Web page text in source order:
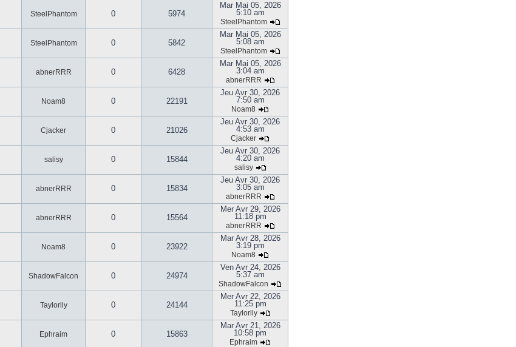
SteelPhantom 0 5974
Mar Mai 05, 2026
5:10 am
SteelPhantom
SteelPhantom 0 5842
Mar Mai 05, 2026
5:08 am
SteelPhantom
abnerRRR 0 6428
Mar Mai 05, 2026
3:04 am
abnerRRR
Noam8 0 22191
Jeu Avr 30, 2026
7:50 am
Noam8
Cjacker 0 21026
Jeu Avr 30, 2026
4:53 am
Cjacker
salisy 0 15844
Jeu Avr 30, 2026
4:20 am
salisy
abnerRRR 0 15834
Jeu Avr 30, 2026
3:05 am
abnerRRR
abnerRRR 0 15564
Mer Avr 29, 2026
11:18 pm
abnerRRR
Noam8 0 23922
Mar Avr 28, 2026
3:19 pm
Noam8
ShadowFalcon 0 24974
Ven Avr 24, 2026
5:37 am
ShadowFalcon
Taylorlly 0 24144
Mer Avr 22, 2026
11:25 pm
Taylorlly
Ephraim 0 15863
Mar Avr 21, 2026
10:58 pm
Ephraim